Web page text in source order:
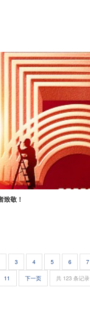
敬！
3 4 5 6 7
11 下一页 共 123 条记录